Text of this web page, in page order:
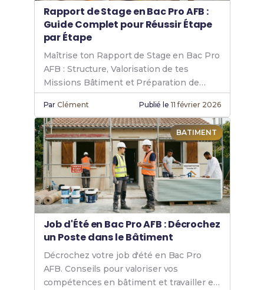
Rapport de Stage en Bac Pro AFB :
Guide Complet pour Réussir Étape
par Étape
Maîtrise ton Rapport de Stage en Bac Pro
AFB : Structure, Valorisation de tes
Missions Bâtiment et Préparation de
l'Oral.
ParClément Publié le 11 février 2026
BATIMENT
Job d'Été en Bac Pro AFB : Décrochez
un Poste dans le Bâtiment
Décrochez votre job d'été en Bac Pro
AFB. Conseils pour valoriser vos
compétences en bâtiment et travailler en